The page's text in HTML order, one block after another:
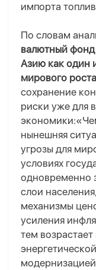
импорта
По словам
валютный
Азию как один
мирового роста
сохранение
риски уже для
нынешняя
угрозы для
условиях
одновременно
слои
механизмы
усиления
тем